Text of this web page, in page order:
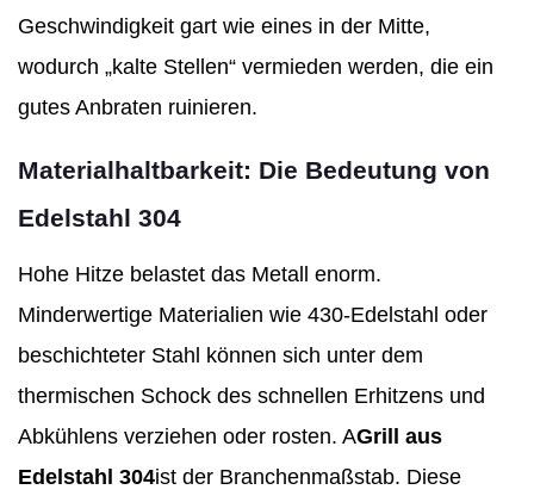
Geschwindigkeit gart wie eines in der Mitte,
wodurch „kalte Stellen“ vermieden werden, die ein
gutes Anbraten ruinieren.
Materialhaltbarkeit: Die Bedeutung von
Edelstahl 304
Hohe Hitze belastet das Metall enorm.
Minderwertige Materialien wie 430-Edelstahl oder
beschichteter Stahl können sich unter dem
thermischen Schock des schnellen Erhitzens und
Abkühlens verziehen oder rosten. AGrill aus
Edelstahl 304ist der Branchenmaßstab. Diese